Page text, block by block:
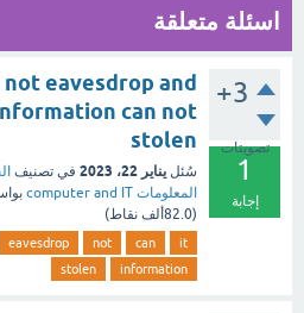
اسئلة متعلقة
+3
تصويتات
1
إجابة
not eavesdrop and
can not
stolen
سُئل يناير 22، 2023 في تصنيف
المعلومات computer and IT
(82.0ألف نقاط)
it
can
not
eavesdrop
information
stolen